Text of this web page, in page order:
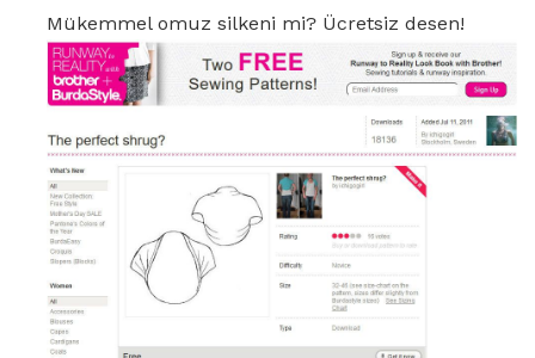
Mükemmel omuz silkeni mi? Ücretsiz desen!